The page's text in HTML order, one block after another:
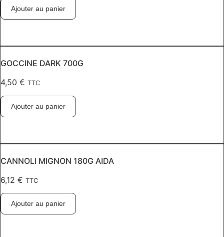
Ajouter au panier
GOCCINE DARK 700G
4,50 € TTC
Ajouter au panier
CANNOLI MIGNON 180G AIDA
6,12 € TTC
Ajouter au panier